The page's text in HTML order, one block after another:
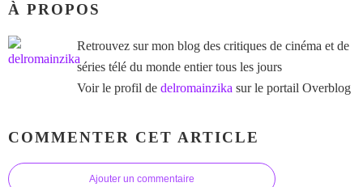
À PROPOS
Retrouvez sur mon blog des critiques de cinéma et de
séries télé du monde entier tous les jours
Voir le profil de delromainzika sur le portail Overblog
COMMENTER CET ARTICLE
Ajouter un commentaire